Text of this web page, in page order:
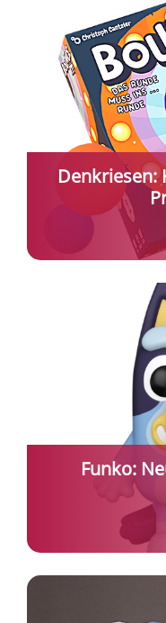
Denkriesen:
Funko: